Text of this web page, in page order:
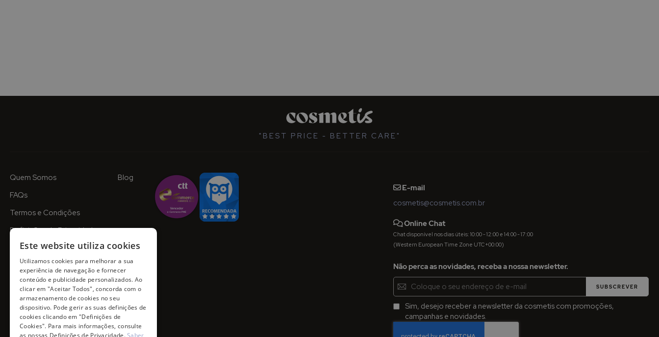
"BEST PRICE - BETTER CARE"
Quem Somos
FAQs
Termos e Condições
Definições de Privacidade
Blog
E-mail
cosmetis@cosmetis.com.br
Online Chat
Chat disponível nos dias úteis: 10:00 - 12:00 e 14:00 - 17:00
(Western European Time Zone UTC+00:00)
Não perca as novidades, receba a nossa newsletter.
Inscreva-
se
na
Newsletter:
SUBSCREVER
Sim, desejo receber a newsletter da cosmetis com promoções,
campanhas e novidades.
Este website utiliza cookies
Utilizamos cookies para melhorar a sua
experiência de navegação e fornecer
conteúdo e publicidade personalizados. Ao
clicar em "Aceitar Todos", concorda com o
armazenamento de cookies no seu
dispositivo. Pode gerir as suas definições de
cookies clicando em "Definições de
Cookies". Para mais informações, consulte
as nossas Definições de Privacidade. Saber